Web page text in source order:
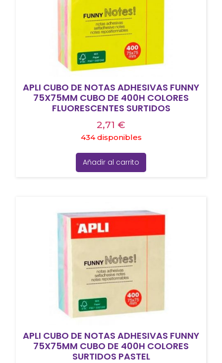
APLI CUBO DE NOTAS ADHESIVAS FUNNY
75X75MM CUBO DE 400H COLORES
FLUORESCENTES SURTIDOS
2,71 €
434 disponibles
Añadir al carrito
APLI CUBO DE NOTAS ADHESIVAS FUNNY
75X75MM CUBO DE 400H COLORES
SURTIDOS PASTEL